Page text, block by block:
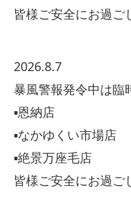
皆様ご安全にお過
2026.8.7
暴風警報発令中は臨
▪️恩納店
▪️なかゆくい市場店
▪️絶景万座毛店
皆様ご安全にお過